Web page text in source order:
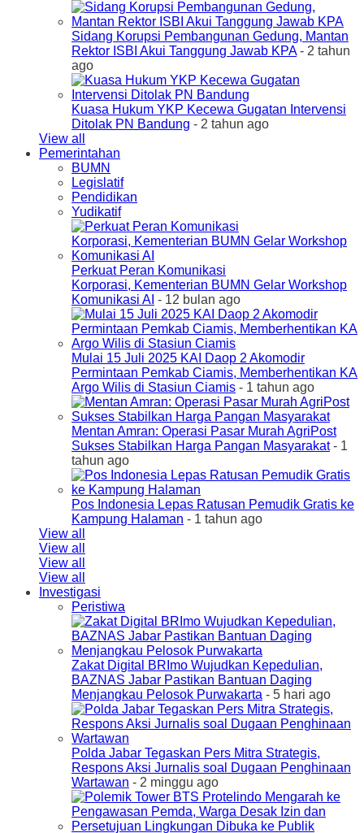
Sidang Korupsi Pembangunan Gedung, Mantan
Rektor ISBI Akui Tanggung Jawab KPA- 2 tahun
ago
Kuasa Hukum YKP Kecewa Gugatan Intervensi
Ditolak PN Bandung - 2 tahun ago
View all
Pemerintahan
BUMN
Legislatif
Pendidikan
Yudikatif
Perkuat Peran Komunikasi
Korporasi, Kementerian BUMN Gelar Workshop
Komunikasi AI - 12 bulan ago
Mulai 15 Juli 2025 KAI Daop 2 Akomodir
Permintaan Pemkab Ciamis, Memberhentikan KA
Argo Wilis di Stasiun Ciamis - 1 tahun ago
Mentan Amran: Operasi Pasar Murah AgriPost
Sukses Stabilkan Harga Pangan Masyarakat- 1
tahun ago
Pos Indonesia Lepas Ratusan Pemudik Gratis ke
Kampung Halaman - 1 tahun ago
View all
View all
View all
View all
Investigasi
Peristiwa
Zakat Digital BRImo Wujudkan Kepedulian,
BAZNAS Jabar Pastikan Bantuan Daging
Menjangkau Pelosok Purwakarta - 5 hari ago
Polda Jabar Tegaskan Pers Mitra Strategis,
Respons Aksi Jurnalis soal Dugaan Penghinaan
Wartawan - 2 minggu ago